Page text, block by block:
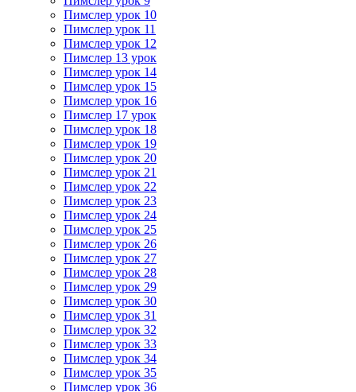
Пимслер урок 10
Пимслер урок 11
Пимслер урок 12
Пимслер 13 урок
Пимслер урок 14
Пимслер урок 15
Пимслер урок 16
Пимслер 17 урок
Пимслер урок 18
Пимслер урок 19
Пимслер урок 20
Пимслер урок 21
Пимслер урок 22
Пимслер урок 23
Пимслер урок 24
Пимслер урок 25
Пимслер урок 26
Пимслер урок 27
Пимслер урок 28
Пимслер урок 29
Пимслер урок 30
Пимслер урок 31
Пимслер урок 32
Пимслер урок 33
Пимслер урок 34
Пимслер урок 35
Пимслер урок 36